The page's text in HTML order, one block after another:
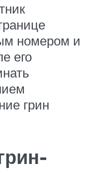
номером и
его
грин